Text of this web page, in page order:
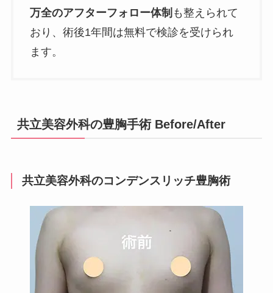
万全のアフターフォロー体制 も整えられて
おり、術後1年間は無料で検診を受けられ
ます。
共立美容外科の豊胸手術 Before/After
共立美容外科のコンデンスリッチ豊胸術